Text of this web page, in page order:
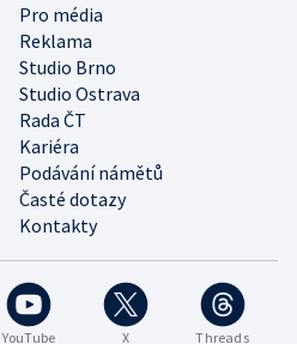
YouTube X Threads
Pro média
Reklama
Studio Brno
Studio Ostrava
Rada ČT
Kariéra
Podávání námětů
Časté dotazy
Kontakty